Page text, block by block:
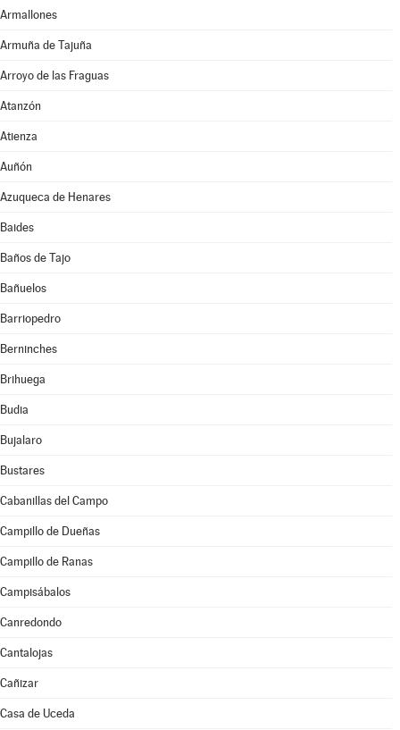
Armallones
Armuña de Tajuña
Arroyo de las Fraguas
Atanzón
Atienza
Auñón
Azuqueca de Henares
Baides
Baños de Tajo
Bañuelos
Barriopedro
Berninches
Brihuega
Budia
Bujalaro
Bustares
Cabanillas del Campo
Campillo de Dueñas
Campillo de Ranas
Campisábalos
Canredondo
Cantalojas
Cañizar
Casa de Uceda